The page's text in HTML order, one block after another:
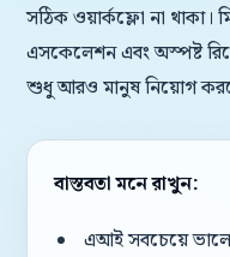
সঠিক ওয়ার্কফ্লো না থাকা।
এসকেলেশন এবং অস্পষ্ট
শুধু আরও মানুষ নিয়োগ
বাস্তবতা মনে রাখুন:
এআই সবচেয়ে